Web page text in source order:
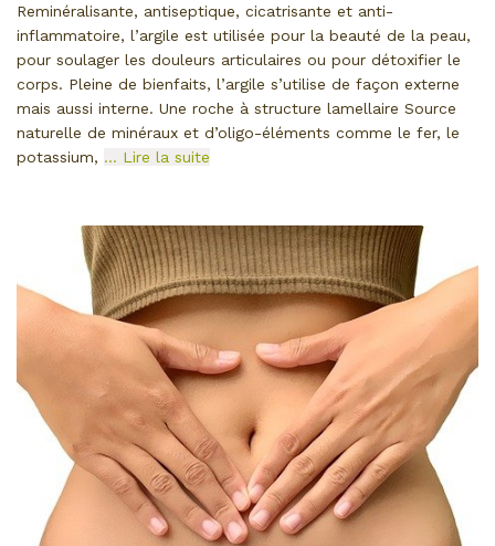
Reminéralisante, antiseptique, cicatrisante et anti-
inflammatoire, l’argile est utilisée pour la beauté de la peau,
pour soulager les douleurs articulaires ou pour détoxifier le
corps. Pleine de bienfaits, l’argile s’utilise de façon externe
mais aussi interne. Une roche à structure lamellaire Source
naturelle de minéraux et d’oligo-éléments comme le fer, le
potassium, … Lire la suite